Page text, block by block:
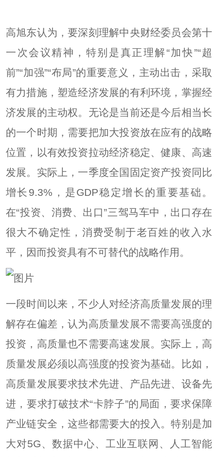
高旭东认为，要深刻理解中央财经委员会第十
一次会议精神，特别是真正理解“加快”“超
前”“加强”“布局”的重要意义，主动出击，采取
有力措施，塑造经济发展的有利环境，掌握经
济发展的主动权。无论是当前还是今后相当长
的一个时期，需要把加大投资放在应有的战略
位置，以有效投资拉动经济稳定、健康、高速
发展。实际上，一季度全国固定资产投资同比
增长9.3%，是GDP稳定增长的重要基础。
在“投资、消费、出口”三驾马车中，出口存在
很大不确定性，消费受制于老百姓的收入水
平，因而投资具有不可替代的战略作用。
一段时间以来，不少人对经济高质量发展的理
解存在偏差，认为高质量发展不需要高强度的
投资，高质量也不需要高速发展。实际上，高
质量发展必须以高强度的投资为基础。比如，
高质量发展要求技术先进、产品先进、设备先
进，要求打破技术“卡脖子”的局面，要求保障
产业链安全，这些都需要大的投入。特别是加
大对5G、数据中心、工业互联网、人工智能